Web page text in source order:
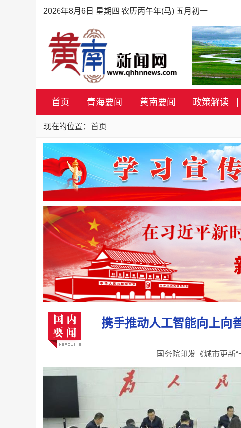
2026年8月6日 星期四 农历丙午年(马) 五月初一
首页 青海要闻 黄南要闻 政策解读
现在的位置： 首页
携手推动人工智能向上
国务院印发《城市更新“